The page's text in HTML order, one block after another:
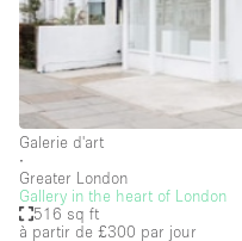
Salle de Conférence
Salon Beauté / Coiffure
Galerie d'art
∙
Greater London
Gallery in the heart of London
516 sq ft
à partir de £300 par jour